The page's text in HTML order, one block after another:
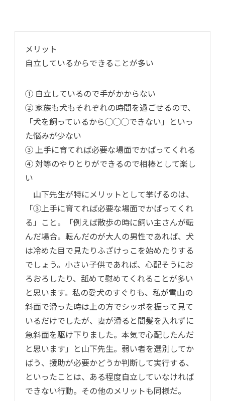
メリット
自立しているからできることが多い
① 自立しているので手がかからない
② 家族も犬もそれぞれの時間を過ごせるので、
「犬を飼っているから◯◯◯できない」といっ
た悩みが少ない
③ 上手に育てれば必要な場面でかばってくれる
④ 対等のやりとりができるので相棒として楽し
い
山下先生が特にメリットとして挙げるのは、
「③上手に育てれば必要な場面でかばってくれ
る」こと。「例えば散歩の時に飼い主さんが転
んだ場合。転んだのが大人の男性であれば、犬
は冷めた目で見たりふざけっこを始めたりする
でしょう。小さい子供であれば、心配そうにお
ろおろしたり、舐めて慰めてくれることが多い
と思います。私の愛犬のすぐりも、私が雪山の
斜面で滑った時は上の方でシッポを振って見て
いるだけでしたが、妻が滑ると間髪を入れずに
急斜面を駆け下りました。本気で心配したんだ
と思います」と山下先生。弱い者を選別してか
ばう、援助が必要かどうか判断して実行する、
といったことは、ある程度自立していなければ
できない行動。その他のメリットも同様だ。